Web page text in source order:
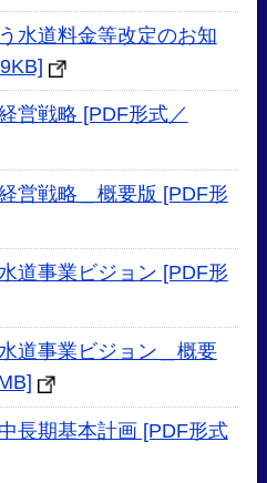
水道料金等改定のお知
営戦略 [PDF形式／
営戦略＿概要版 [PDF形
道事業ビジョン [PDF形
道事業ビジョン＿概要
長期基本計画 [PDF形式